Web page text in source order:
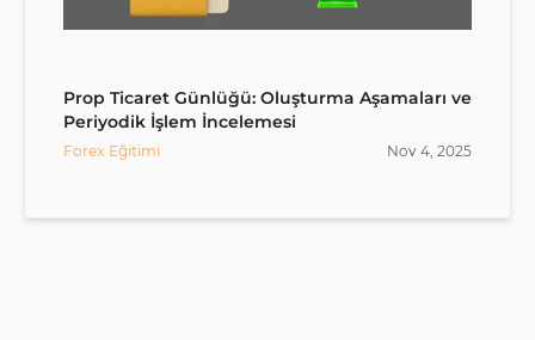
Prop Ticaret Günlüğü: Oluşturma Aşamaları ve
Periyodik İşlem İncelemesi
Forex Eğitimi Nov 4, 2025